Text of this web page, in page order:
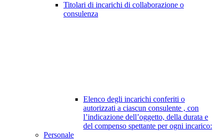
Titolari di incarichi di collaborazione o
consulenza
Elenco degli incarichi conferiti o
autorizzati a ciascun consulente , con
l’indicazione dell’oggetto, della durata e
del compenso spettante per ogni incarico:
Personale